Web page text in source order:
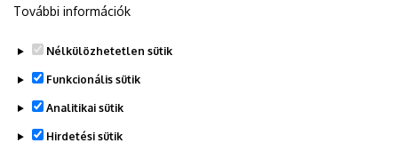
További információk
Nélkülözhetetlen sütik
Funkcionális sütik
Analitikai sütik
Hirdetési sütik